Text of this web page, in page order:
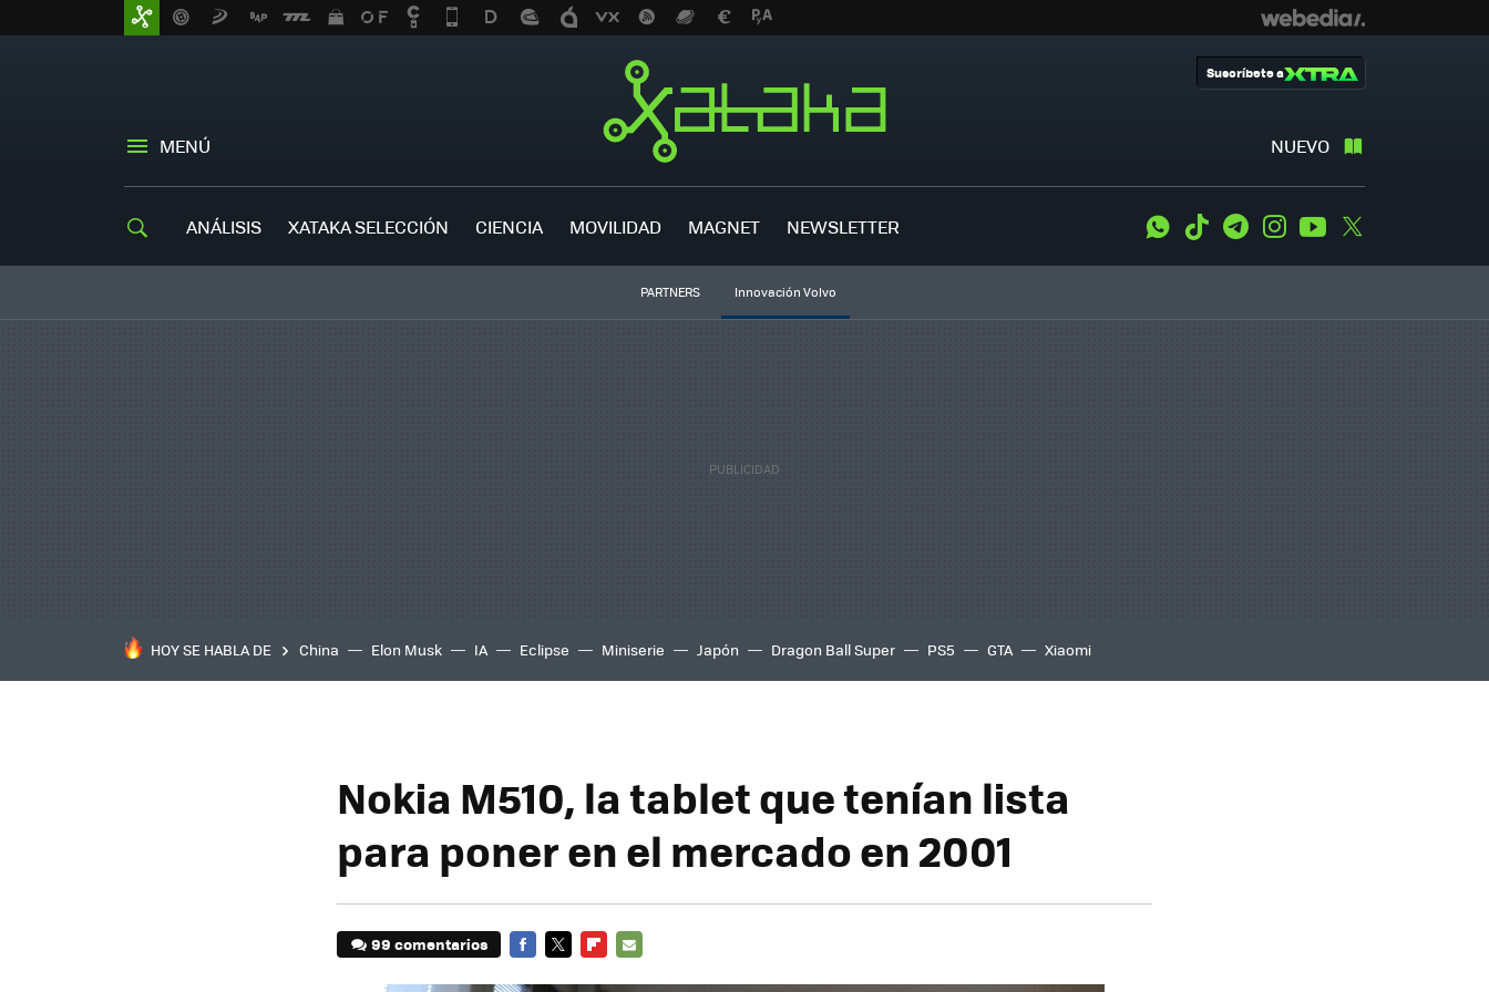
MENÚ NUEVO
Suscríbete a
ANÁLISIS XATAKA SELECCIÓN CIENCIA MOVILIDAD MAGNET NEWSLETTER WhatsApp
Tiktok TelegramInstagramYoutube
PARTNERS Innovación Volvo
HOY SE HABLA DE China Elon Musk IA Eclipse Miniserie Japón Dragon Ball Super PS5 GTA Xiaomi
Nokia M510, la tablet que tenían lista
para poner en el mercado en 2001
99 comentarios